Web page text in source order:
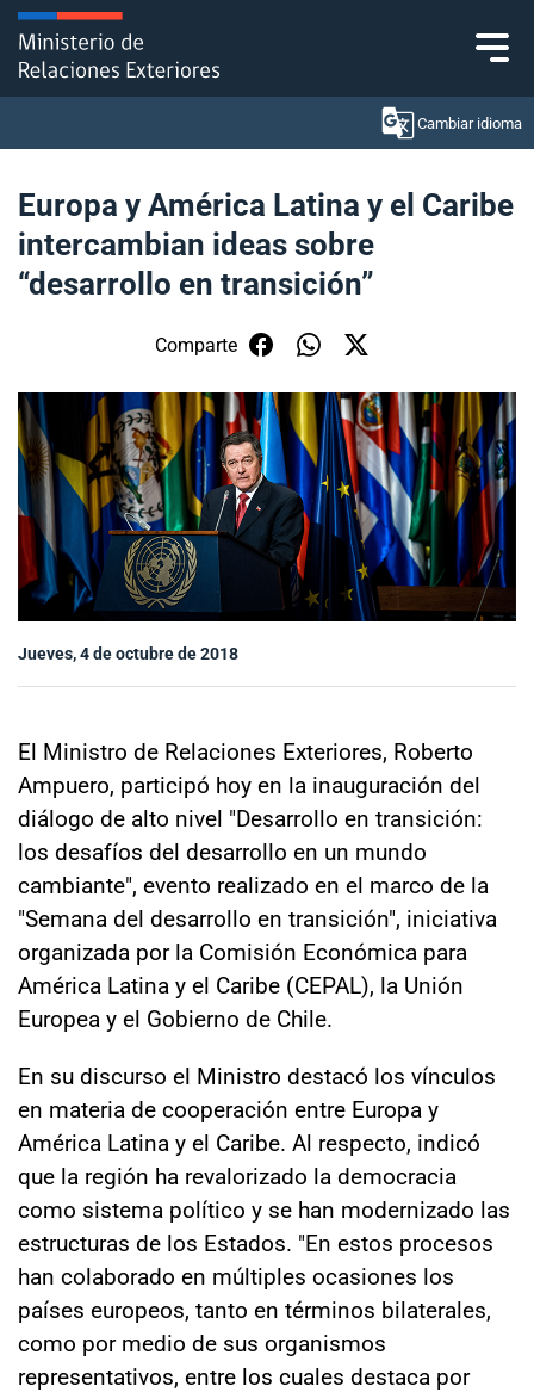
Click acá para ir directamente al contenido
Cambiar idioma
Ministerio
Política Exterior
Embajadas y consulados
Servicios ciudadanos
Subsecretaría de Relaciones Económicas
Internacionales
Sala de prensa
modo claro
Europa y América Latina y el Caribe
intercambian ideas sobre
“desarrollo en transición”
Comparte
Jueves, 4 de octubre de 2018
El Ministro de Relaciones Exteriores, Roberto
Ampuero, participó hoy en la inauguración del
diálogo de alto nivel "Desarrollo en transición:
los desafíos del desarrollo en un mundo
cambiante", evento realizado en el marco de la
"Semana del desarrollo en transición", iniciativa
organizada por la Comisión Económica para
América Latina y el Caribe (CEPAL), la Unión
Europea y el Gobierno de Chile.
En su discurso el Ministro destacó los vínculos
en materia de cooperación entre Europa y
América Latina y el Caribe. Al respecto, indicó
que la región ha revalorizado la democracia
como sistema político y se han modernizado las
estructuras de los Estados. "En estos procesos
han colaborado en múltiples ocasiones los
países europeos, tanto en términos bilaterales,
como por medio de sus organismos
representativos, entre los cuales destaca por